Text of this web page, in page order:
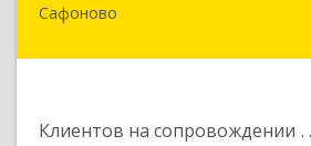
Сафоново
Клиентов на сопровождении
215500, Смоленская обл,